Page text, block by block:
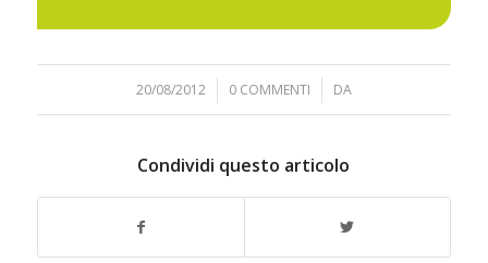
20/08/2012
/ 0 COMMENTI
/ DA
Condividi questo articolo